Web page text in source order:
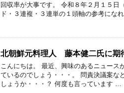
回収率が大事です。 令和８年２月１５日
ド・３連複・３連単の１頭軸の参考にな
北朝鮮元料理人 藤本健二氏に期
こんにちは。 最近、興味のあるニュース
ているのでしょう・・・。 問責決議案な
しょうか・・・？ 何度も言っています …